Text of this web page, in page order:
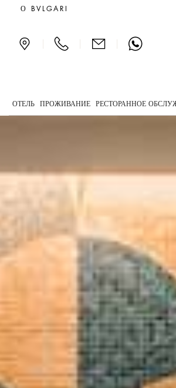
Luxury Bvlgari
О BVLGARI
ОТЕЛЬ ПРОЖИВАНИЕ РЕСТОРАННОЕ